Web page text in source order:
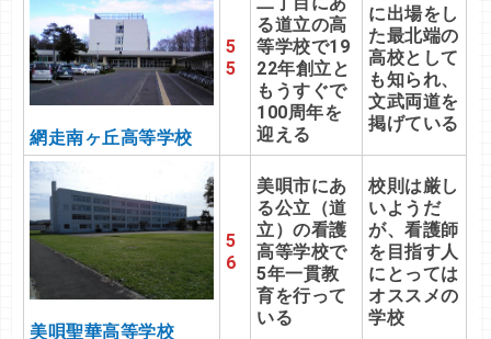
網走南ヶ丘高等学校
5
5
る道立の高
等学校で19
22年創立と
もうすぐで
100周年を
迎える
に出場をし
た最北端の
高校として
も知られ、
文武両道を
掲げている
美唄聖華高等学校
5
6
美唄市にあ
る公立（道
立）の看護
高等学校で
5年一貫教
育を行って
いる
校則は厳し
いようだ
が、看護師
を目指す人
にとっては
オススメの
学校